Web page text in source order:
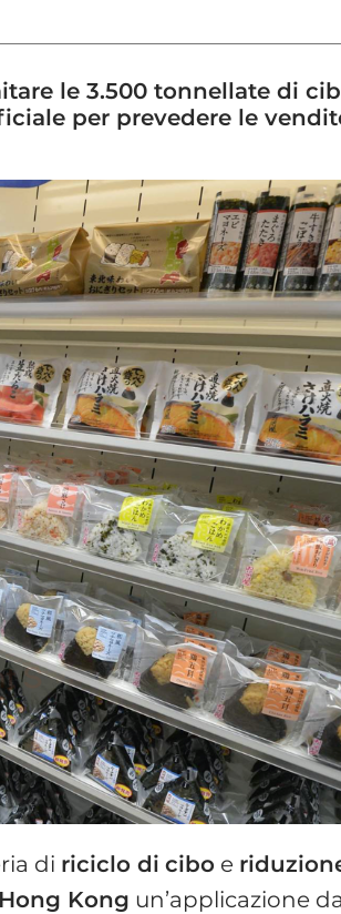
le 3.500 tonnellate di
per prevedere le
di riciclo di cibo e
Hong Kong un’applicazione